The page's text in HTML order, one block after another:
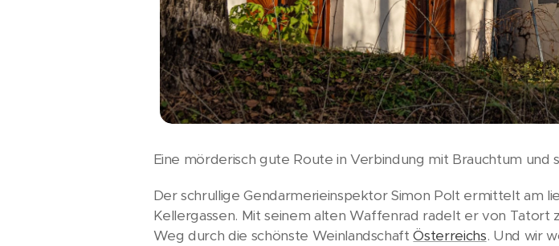
Eine mörderisch gute Route in Verbindung mit Brauchtum und
Der schrullige Gendarmerieinspektor Simon Polt ermittelt am
Kellergassen. Mit seinem alten Waffenrad radelt er von
Weg durch die schönste WeinlandschaftÖsterreichs. Und wir